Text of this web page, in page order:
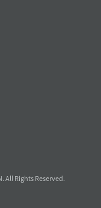
All Rights Reserved.